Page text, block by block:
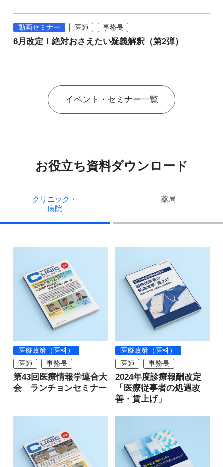
動画セミナー 医師 事務長
6月改定！絶対おさえたい疑義解釈（第2弾）
イベント・セミナー一覧
お役立ち資料ダウンロード
クリニック・
病院
薬局
医療政策（医科）
医師
事務長
第43回医療情報学連合大
会 ランチョンセミナー
医療政策（医科）
医師
事務長
2024年度診療報酬改定
「医療従事者の処遇改
善・賃上げ」